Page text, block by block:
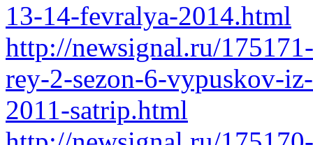
13-14-fevralya-2014.html
http://newsignal.ru/
rey-2-sezon-6-vypuskov-
2011-satrip.html